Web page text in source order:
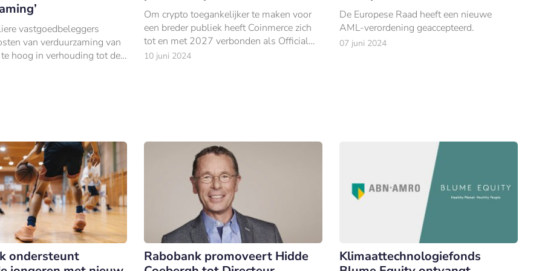
vastgoedbeleggers
van verduurzaming van
hoog in verhouding tot de
Om crypto toegankelijker te maken voor
een breder publiek heeft Coinmerce zich
tot en met 2027 verbonden als Official
Partner aan Ajax.
10 juni 2024
De Europese Raad heeft een nieuwe
AML-verordening geaccepteerd.
07 juni 2024
ondersteunt
Rabobank promoveert Hidde
Klimaattechnologiefonds